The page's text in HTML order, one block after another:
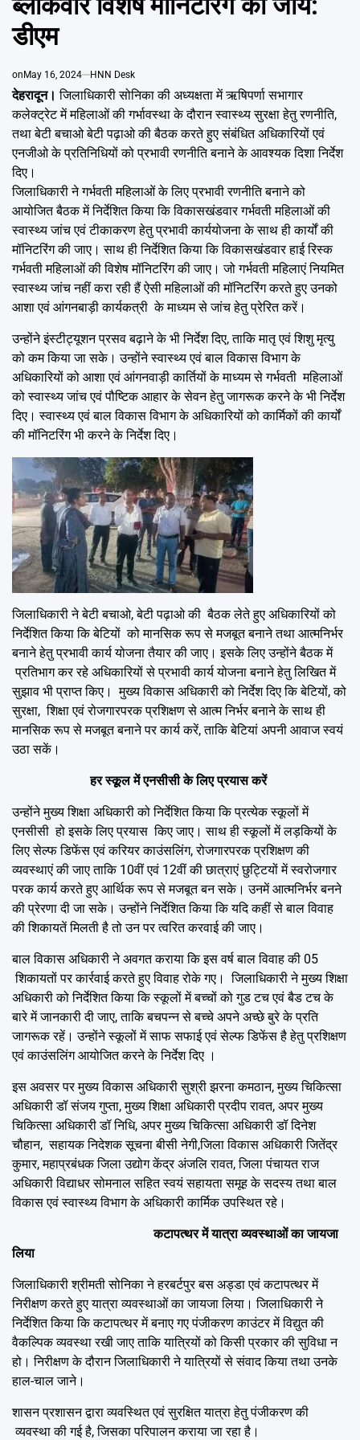
डीएम
on May 16, 2024 HNN Desk
देहरादून। जिलाधिकारी सोनिका की अध्यक्षता में ऋषिपर्णा सभागार
कलेक्ट्रेट में महिलाओं की गर्भावस्था के दौरान स्वास्थ्य सुरक्षा हेतु रणनीति,
तथा बेटी बचाओ बेटी पढ़ाओ की बैठक करते हुए संबंधित अधिकारियों एवं
एनजीओ के प्रतिनिधियों को प्रभावी रणनीति बनाने के आवश्यक दिशा निर्देश
दिए।
जिलाधिकारी ने गर्भवती महिलाओं के लिए प्रभावी रणनीति बनाने को
आयोजित बैठक में निर्देशित किया कि विकासखंडवार गर्भवती महिलाओं की
स्वास्थ्य जांच एवं टीकाकरण हेतु प्रभावी कार्ययोजना के साथ ही कार्यों की
मॉनिटरिंग की जाए। साथ ही निर्देशित किया कि विकासखंडवार हाई रिस्क
गर्भवती महिलाओं की विशेष मॉनिटरिंग की जाए। जो गर्भवती महिलाएं नियमित
स्वास्थ्य जांच नहीं करा रही हैं ऐसी महिलाओं की मॉनिटरिंग करते हुए उनको
आशा एवं आंगनबाड़ी कार्यकत्री के माध्यम से जांच हेतु प्रेरित करें।
उन्होंने इंस्टीट्यूशन प्रसव बढ़ाने के भी निर्देश दिए, ताकि मातृ एवं शिशु मृत्यु
को कम किया जा सके। उन्होंने स्वास्थ्य एवं बाल विकास विभाग के
अधिकारियों को आशा एवं आंगनवाड़ी कार्तियों के माध्यम से गर्भवती महिलाओं
को स्वास्थ्य जांच एवं पौष्टिक आहार के सेवन हेतु जागरूक करने के भी निर्देश
दिए। स्वास्थ्य एवं बाल विकास विभाग के अधिकारियों को कार्मिकों की कार्यों
की मॉनिटरिंग भी करने के निर्देश दिए।
जिलाधिकारी ने बेटी बचाओ, बेटी पढ़ाओ की बैठक लेते हुए अधिकारियों को
निर्देशित किया कि बेटियों को मानसिक रूप से मजबूत बनाने तथा आत्मनिर्भर
बनाने हेतु प्रभावी कार्य योजना तैयार की जाए। इसके लिए उन्होंने बैठक में
प्रतिभाग कर रहे अधिकारियों से प्रभावी कार्य योजना बनाने हेतु लिखित में
सुझाव भी प्राप्त किए। मुख्य विकास अधिकारी को निर्देश दिए कि बेटियों, को
सुरक्षा, शिक्षा एवं रोजगारपरक प्रशिक्षण से आत्म निर्भर बनाने के साथ ही
मानसिक रूप से मजबूत बनाने पर कार्य करें, ताकि बेटियां अपनी आवाज स्वयं
उठा सकें।
हर स्कूूल में एनसीसी के लिए प्रयास करें
उन्होंने मुख्य शिक्षा अधिकारी को निर्देशित किया कि प्रत्येक स्कूलों में
एनसीसी हो इसके लिए प्रयास किए जाए। साथ ही स्कूलों में लड़कियों के
लिए सेल्फ डिफेंस एवं करियर काउंसलिंग, रोजगारपरक प्रशिक्षण की
व्यवस्थाएं की जाए ताकि 10वीं एवं 12वीं की छात्राएं छुट्टियों में स्वरोजगार
परक कार्य करते हुए आर्थिक रूप से मजबूत बन सके। उनमें आत्मनिर्भर बनने
की प्रेरणा दी जा सके। उन्होंने निर्देशित किया कि यदि कहीं से बाल विवाह
की शिकायतें मिलती है तो उन पर त्वरित करवाई की जाए।
बाल विकास अधिकारी ने अवगत कराया कि इस वर्ष बाल विवाह की 05
शिकायतों पर कार्रवाई करते हुए विवाह रोके गए। जिलाधिकारी ने मुख्य शिक्षा
अधिकारी को निर्देशित किया कि स्कूलों में बच्चों को गुड टच एवं बैड टच के
बारे में जानकारी दी जाए, ताकि बचपन्न से बच्चे अपने अच्छे बुरे के प्रति
जागरूक रहें। उन्होंने स्कूलों में साफ सफाई एवं सेल्फ डिफेंस है हेतु प्रशिक्षण
एवं काउंसलिंग आयोजित करने के निर्देश दिए ।
इस अवसर पर मुख्य विकास अधिकारी सुश्री झरना कमठान, मुख्य चिकित्सा
अधिकारी डॉ संजय गुप्ता, मुख्य शिक्षा अधिकारी प्रदीप रावत, अपर मुख्य
चिकित्सा अधिकारी डॉ निधि, अपर मुख्य चिकित्सा अधिकारी डॉ दिनेश
चौहान, सहायक निदेशक सूचना बीसी नेगी,जिला विकास अधिकारी जितेंद्र
कुमार, महाप्रबंधक जिला उद्योग केंद्र अंजलि रावत, जिला पंचायत राज
अधिकारी विद्याधर सोमनाल सहित स्वयं सहायता समूह के सदस्य तथा बाल
विकास एवं स्वास्थ्य विभाग के अधिकारी कार्मिक उपस्थित रहे।
कटापत्थर में यात्रा व्यवस्थाओं का जायजा
लिया
जिलाधिकारी श्रीमती सोनिका ने हरबर्टपुर बस अड्डा एवं कटापत्थर में
निरीक्षण करते हुए यात्रा व्यवस्थाओं का जायजा लिया। जिलाधिकारी ने
निर्देशित किया कि कटापत्थर में बनाए गए पंजीकरण काउंटर में विद्युत की
वैकल्पिक व्यवस्था रखी जाए ताकि यात्रियों को किसी प्रकार की सुविधा न
हो। निरीक्षण के दौरान जिलाधिकारी ने यात्रियों से संवाद किया तथा उनके
हाल-चाल जाने।
शासन प्रशासन द्वारा व्यवस्थित एवं सुरक्षित यात्रा हेतु पंजीकरण की
व्यवस्था की गई है, जिसका परिपालन कराया जा रहा है।